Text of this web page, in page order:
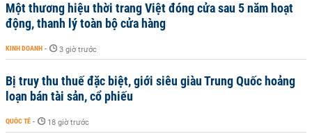
Một thương hiệu thời trang Việt đóng cửa sau 5 năm hoạt
động, thanh lý toàn bộ cửa hàng
KINH DOANH - 3 giờ trước
Bị truy thu thuế đặc biệt, giới siêu giàu Trung Quốc hoảng
loạn bán tài sản, cổ phiếu
QUỐC TẾ - 18 giờ trước